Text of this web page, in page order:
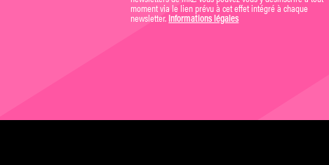
moment via le lien prévu à cet effet intégré à chaque
newsletter. Informations légales